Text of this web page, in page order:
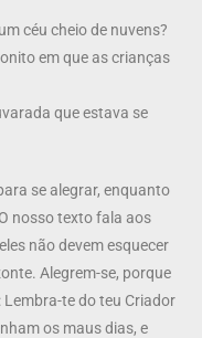
céu cheio de nuvens?
em que as crianças
que estava se
se alegrar, enquanto
nosso texto fala aos
não devem esquecer
Alegrem-se, porque
te do teu Criador
os maus dias, e